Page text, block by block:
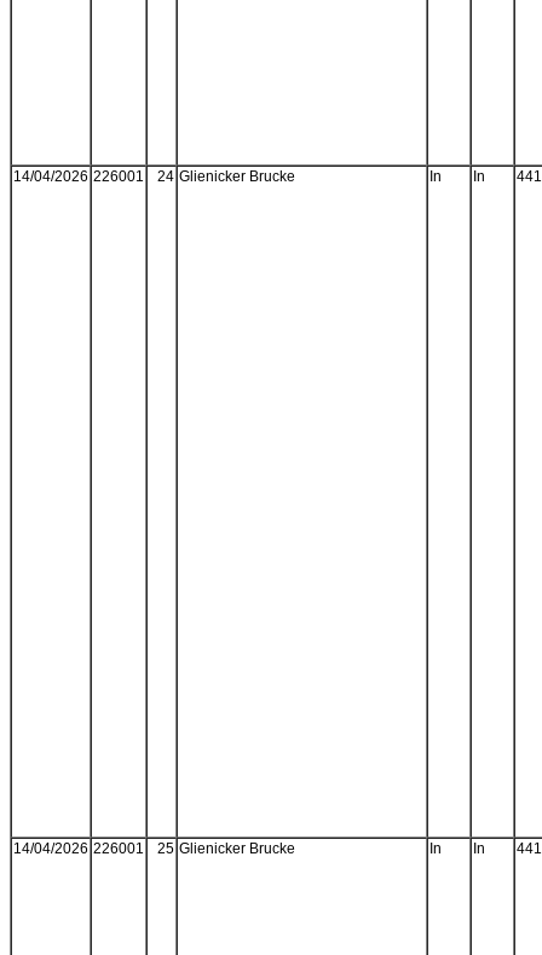
14/04/2026 226001 24 Glienicker Brucke In In 441
14/04/2026 226001 25 Glienicker Brucke In In 441